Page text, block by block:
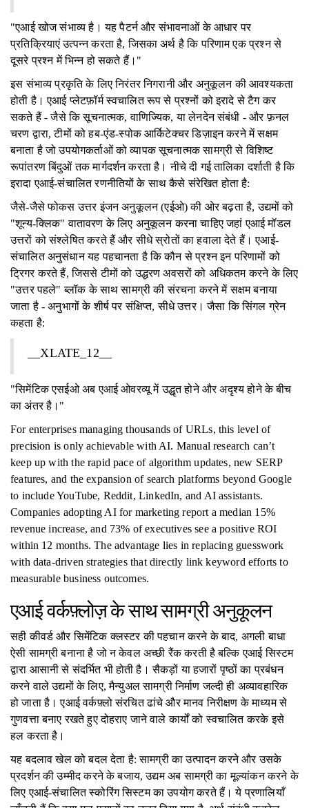
"एआई खोज संभाव्य है। यह पैटर्न और संभावनाओं के आधार पर
प्रतिक्रियाएं उत्पन्न करता है, जिसका अर्थ है कि परिणाम एक प्रश्न से
दूसरे प्रश्न में भिन्न हो सकते हैं।"
इस संभाव्य प्रकृति के लिए निरंतर निगरानी और अनुकूलन की आवश्यकता
होती है। एआई प्लेटफ़ॉर्म स्वचालित रूप से प्रश्नों को इरादे से टैग कर
सकते हैं - जैसे कि सूचनात्मक, वाणिज्यिक, या लेनदेन संबंधी - और फ़नल
चरण द्वारा, टीमों को हब-एंड-स्पोक आर्किटेक्चर डिज़ाइन करने में सक्षम
बनाता है जो उपयोगकर्ताओं को व्यापक सूचनात्मक सामग्री से विशिष्ट
रूपांतरण बिंदुओं तक मार्गदर्शन करता है। नीचे दी गई तालिका दर्शाती है कि
इरादा एआई-संचालित रणनीतियों के साथ कैसे संरेखित होता है:
जैसे-जैसे फोकस उत्तर इंजन अनुकूलन (एईओ) की ओर बढ़ता है, उद्यमों को
"शून्य-क्लिक" वातावरण के लिए अनुकूलन करना चाहिए जहां एआई मॉडल
उत्तरों को संश्लेषित करते हैं और सीधे स्रोतों का हवाला देते हैं। एआई-
संचालित अनुसंधान यह पहचानता है कि कौन से प्रश्न इन परिणामों को
ट्रिगर करते हैं, जिससे टीमों को उद्धरण अवसरों को अधिकतम करने के लिए
"उत्तर पहले" ब्लॉक के साथ सामग्री की संरचना करने में सक्षम बनाया
जाता है - अनुभागों के शीर्ष पर संक्षिप्त, सीधे उत्तर। जैसा कि सिंगल ग्रेन
कहता है:
__XLATE_12__
"सिमेंटिक एसईओ अब एआई ओवरव्यू में उद्धृत होने और अदृश्य होने के बीच
का अंतर है।"
For enterprises managing thousands of URLs, this level of
precision is only achievable with AI. Manual research can’t
keep up with the rapid pace of algorithm updates, new SERP
features, and the expansion of search platforms beyond Google
to include YouTube, Reddit, LinkedIn, and AI assistants.
Companies adopting AI for marketing report a median 15%
revenue increase, and 73% of executives see a positive ROI
within 12 months. The advantage lies in replacing guesswork
with data-driven strategies that directly link keyword efforts to
measurable business outcomes.
एआई वर्कफ़्लोज़ के साथ सामग्री अनुकूलन
सही कीवर्ड और सिमेंटिक क्लस्टर की पहचान करने के बाद, अगली बाधा
ऐसी सामग्री बनाना है जो न केवल अच्छी रैंक करती है बल्कि एआई सिस्टम
द्वारा आसानी से संदर्भित भी होती है। सैकड़ों या हजारों पृष्ठों का प्रबंधन
करने वाले उद्यमों के लिए, मैन्युअल सामग्री निर्माण जल्दी ही अव्यावहारिक
हो जाता है। एआई वर्कफ़्लो संरचित ढांचे और मानव निरीक्षण के माध्यम से
गुणवत्ता बनाए रखते हुए दोहराए जाने वाले कार्यों को स्वचालित करके इसे
हल करता है।
यह बदलाव खेल को बदल देता है: सामग्री का उत्पादन करने और उसके
प्रदर्शन की उम्मीद करने के बजाय, उद्यम अब सामग्री का मूल्यांकन करने के
लिए एआई-संचालित स्कोरिंग सिस्टम का उपयोग करते हैं। ये प्रणालियाँ